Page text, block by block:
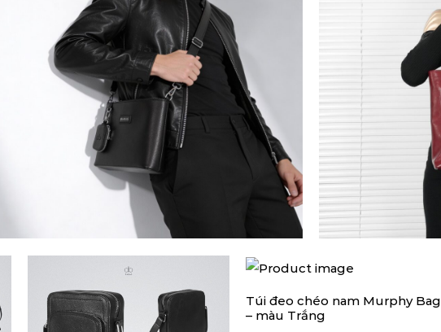
THÊM VÀO GIỎ HÀNG
Túi đeo chéo nam Murphy Bag
– màu Trắng